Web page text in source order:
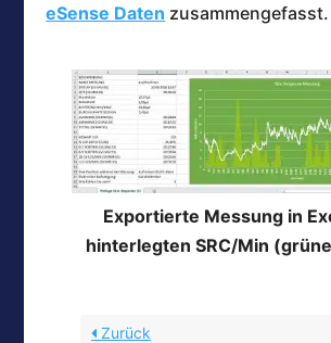
eSense Daten zusammengefasst.
Exportierte Messung in
hinterlegten SRC/Min
Zurück